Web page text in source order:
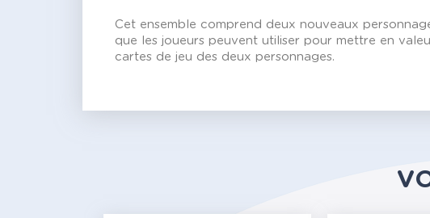
Cet ensemble comprend deux nouveaux
que les joueurs peuvent utiliser pour mettre en
cartes de jeu des deux personnages.